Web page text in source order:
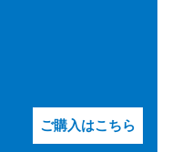
ご購入はこちら